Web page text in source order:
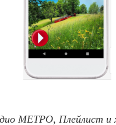
МЕТРО, Плейлист и